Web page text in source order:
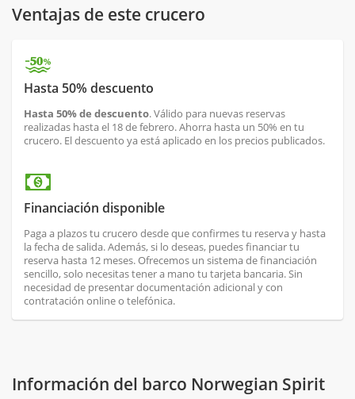
Ventajas de este crucero
Hasta 50% descuento
Hasta 50% de descuento. Válido para nuevas reservas
realizadas hasta el 18 de febrero. Ahorra hasta un 50% en tu
crucero. El descuento ya está aplicado en los precios publicados.
Financiación disponible
Paga a plazos tu crucero desde que confirmes tu reserva y hasta
la fecha de salida. Además, si lo deseas, puedes financiar tu
reserva hasta 12 meses. Ofrecemos un sistema de financiación
sencillo, solo necesitas tener a mano tu tarjeta bancaria. Sin
necesidad de presentar documentación adicional y con
contratación online o telefónica.
Información del barco Norwegian Spirit